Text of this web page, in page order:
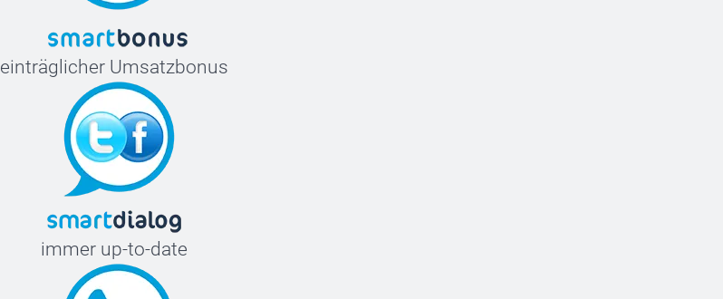
einträglicher Umsatzbonus
immer up-to-date